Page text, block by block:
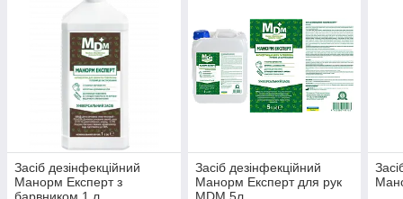
Засіб дезінфекційний
Манорм Експерт з
барвником 1 л
Засіб дезінфекційний
Манорм Експерт для рук
MDM 5л